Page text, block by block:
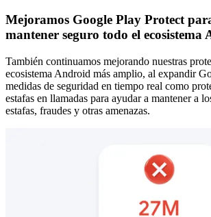
Mejoramos Google Play Protect
mantener seguro todo el ecosistema
También continuamos mejorando nuestras
ecosistema Android más amplio, al expandir
medidas de seguridad en tiempo real como
estafas en llamadas para ayudar a mantener a
estafas, fraudes y otras amenazas.